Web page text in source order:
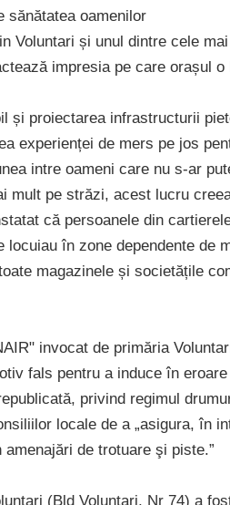
sănătatea oamenilor
Voluntari și unul dintre cele
impresia pe care orașul
și proiectarea infrastructurii
experienței de mers pe jos
intre oameni care nu s-ar
mult pe străzi, acest lucru
că persoanele din
locuiau în zone dependente de
magazinele și societățile
invocat de primăria
fals pentru a induce în
privind regimul
locale de a „asigura, în
de trotuare şi piste.”
(Bld Voluntari, Nr 74) a